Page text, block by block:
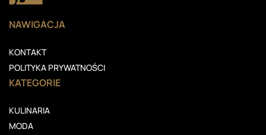
NAWIGACJA
KONTAKT
POLITYKA PRYWATNOŚCI
KATEGORIE
KULINARIA
MODA